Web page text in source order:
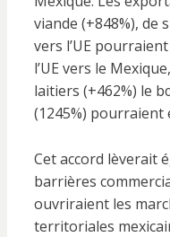
viande (+848%), de
vers l’UE
l’UE vers le
laitiers (+462%) le
(1245%) pourraient
Cet accord lèverait
barrières
ouvriraient les
territoriales